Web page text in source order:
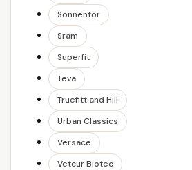
Sonnentor
Sram
Superfit
Teva
Truefitt and Hill
Urban Classics
Versace
Vetcur Biotec